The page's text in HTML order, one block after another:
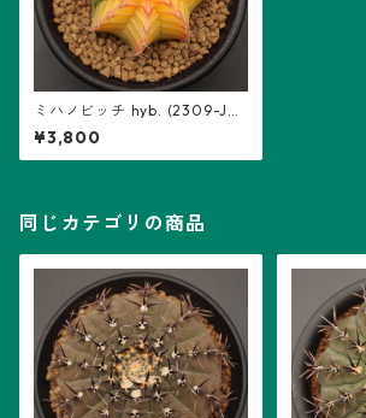
ミハノビッチ hyb. (2309-JY
26)：ギムノカリキウム属 ※実
生
¥3,800
同じカテゴリの商品